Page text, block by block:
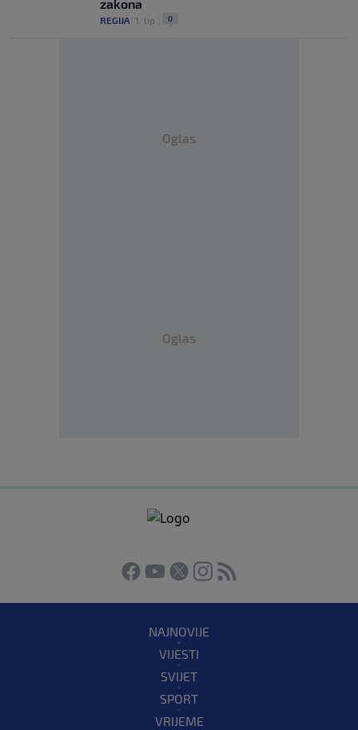
zakona
REGIJA 1. lip. 0
Oglas
Oglas
NAJNOVIJE
VIJESTI
SVIJET
SPORT
VRIJEME